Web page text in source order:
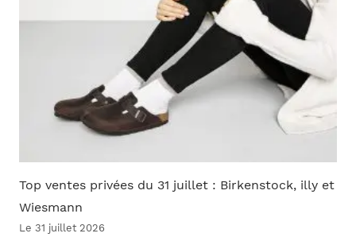
Top ventes privées du 31 juillet : Birkenstock, illy et
Wiesmann
Le 31 juillet 2026